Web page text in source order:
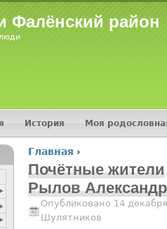
Фалёнский район
Вы здесь
Главная ›
Почётные жители
Рылов
Опубликовано 14
Шулятников
История Моя